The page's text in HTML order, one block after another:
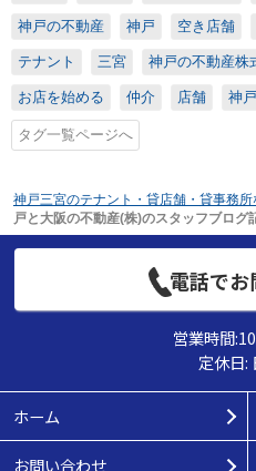
神戸の不動産 神戸 空き店舗
テナント 三宮 神戸の不動産株
お店を始める 仲介 店舗 神
タグ一覧ページへ
神戸三宮のテナント・貸店舗・貸事務
戸と大阪の不動産(株)のスタッフブログ
電話で
営業時間
定休日:
ホーム
お問い合わせ